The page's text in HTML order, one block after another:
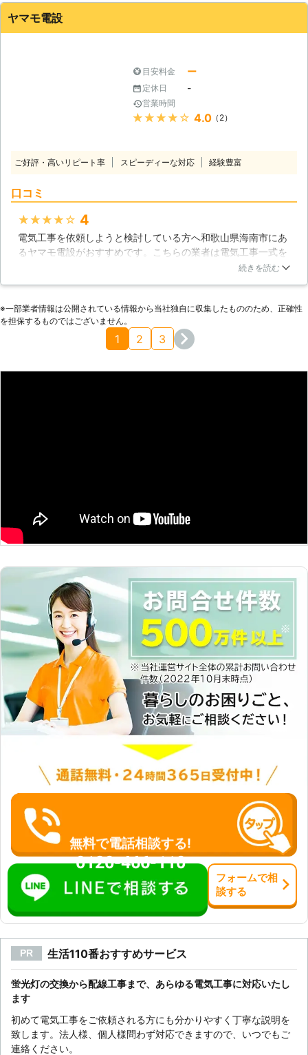
っていただき、インターホンは現在快適に使えています。
和歌山県 田辺市 2016年12月22日
ヤマモ電設
目安料金 ー
定休日 -
営業時間
★★★★★ 4.0（2）
ご好評・高いリピート率 スピーディーな対応 経験豊富
口コミ
★★★★★ 4
電気工事を依頼しようと検討している方へ和歌山県海南市にあ
るヤマモ電設がおすすめです。こちらの業者は電気工事一式を
請負している業者です。また、家庭や企業の電気で困った事に
す。電気工事の事ならヤマモ電設が親切、丁寧でおすすめで
す。
2016年11月19日
続きを読む
※⼀部業者情報は公開されている情報から当社独⾃に収集したもののため、正確性
を担保するものではございません。
1 2 3
無料で電話相談する!
0120-466-110
フォームで相
談する
PR 生活110番おすすめサービス
蛍光灯の交換から配線工事まで、あらゆる電気工事に対応いたし
ます
初めて電気工事をご依頼される方にも分かりやすく丁寧な説明を
致します。法人様、個人様問わず対応できますので、いつでもご
連絡ください。